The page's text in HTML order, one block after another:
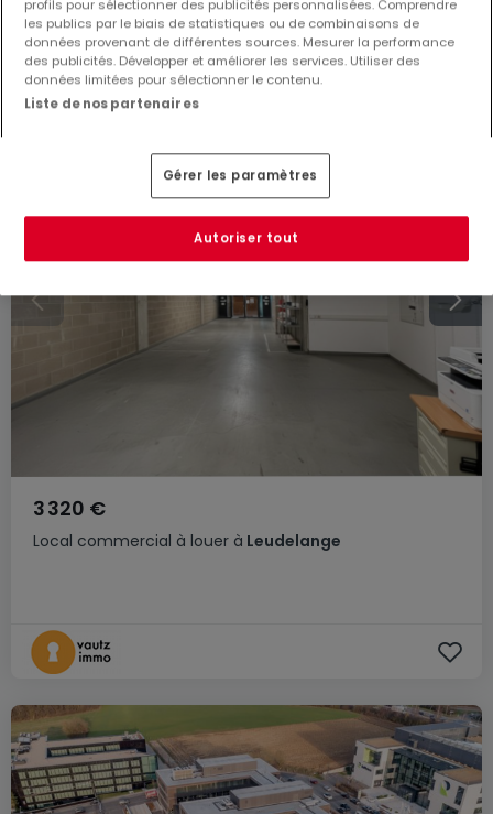
750 m²
Local commercial à louer à Leudelange
3 320 €
profils pour sélectionner des publicités personnalisées. Comprendre
les publics par le biais de statistiques ou de combinaisons de
données provenant de différentes sources. Mesurer la performance
des publicités. Développer et améliorer les services. Utiliser des
données limitées pour sélectionner le contenu.
Liste de nos partenaires
Gérer les paramètres
Autoriser tout